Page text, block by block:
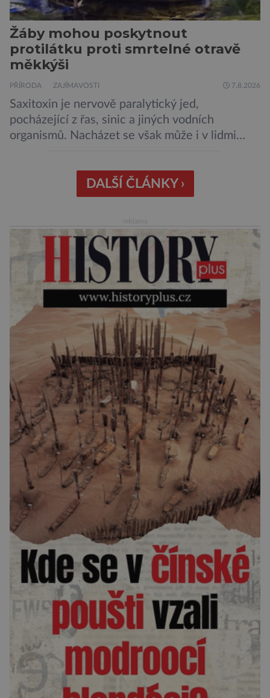
Žáby mohou poskytnout
protilátku proti smrtelné otravě
měkkýši
PŘÍRODA ZAJÍMAVOSTI 7.8.2026
Saxitoxin je nervově paralytický jed,
pocházející z řas, sinic a jiných vodních
organismů. Nacházet se však může i v lidmi
dýchacích cest, dojít však může až k udušení.
Dosud proti tomuto jedu neexistovala
její zdroj je […]
DALŠÍ ČLÁNKY ›